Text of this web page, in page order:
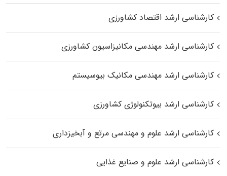
کارشناسی ارشد اقتصاد کشاورزی
کارشناسی ارشد مهندسی مکانیزاسیون کشاورزی
کارشناسی ارشد مهندسی مکانیک بیوسیستم
کارشناسی ارشد بیوتکنولوژی کشاورزی
کارشناسی ارشد علوم و مهندسی مرتع و آبخیزداری
کارشناسی ارشد علوم و صنایع غذایی